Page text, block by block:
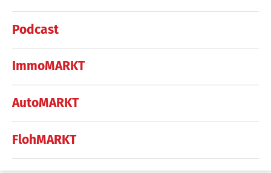
Podcast
ImmoMARKT
AutoMARKT
FlohMARKT